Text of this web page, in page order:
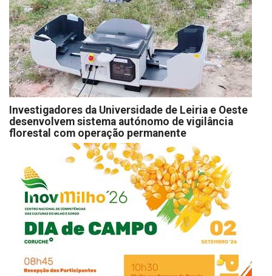
Investigadores da Universidade de Leiria e Oeste
desenvolvem sistema autónomo de vigilância
florestal com operação permanente